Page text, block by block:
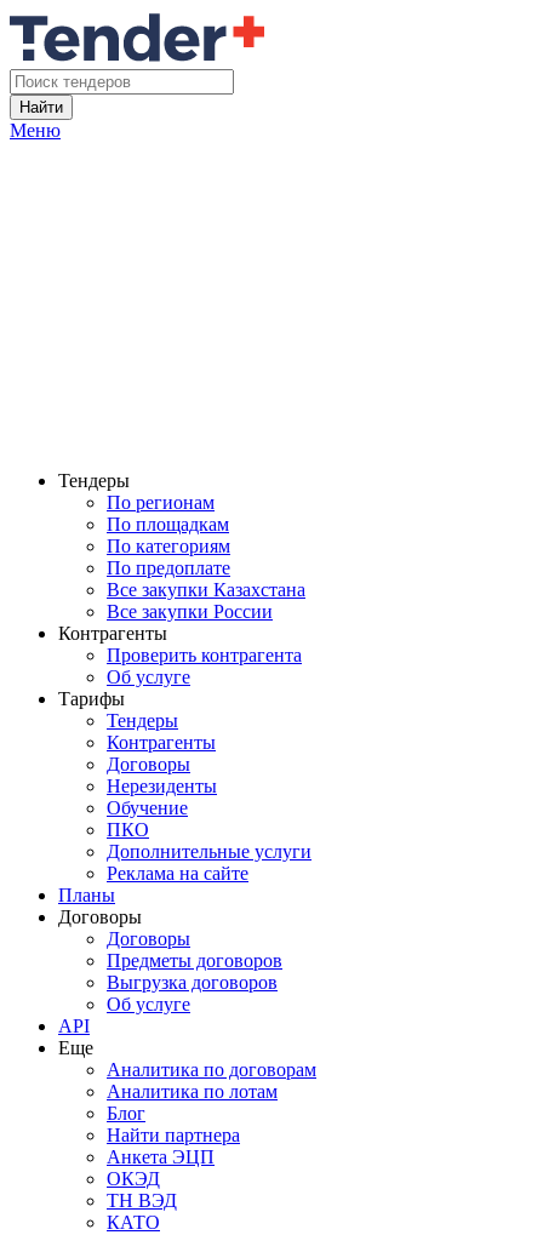
Найти
Меню
Тендеры
По регионам
По площадкам
По категориям
По предоплате
Все закупки Казахстана
Все закупки России
Контрагенты
Проверить контрагента
Об услуге
Тарифы
Тендеры
Контрагенты
Договоры
Нерезиденты
Обучение
ПКО
Дополнительные услуги
Реклама на сайте
Планы
Договоры
Договоры
Предметы договоров
Выгрузка договоров
Об услуге
API
Еще
Аналитика по договорам
Аналитика по лотам
Блог
Найти партнера
Анкета ЭЦП
ОКЭД
ТН ВЭД
КАТО